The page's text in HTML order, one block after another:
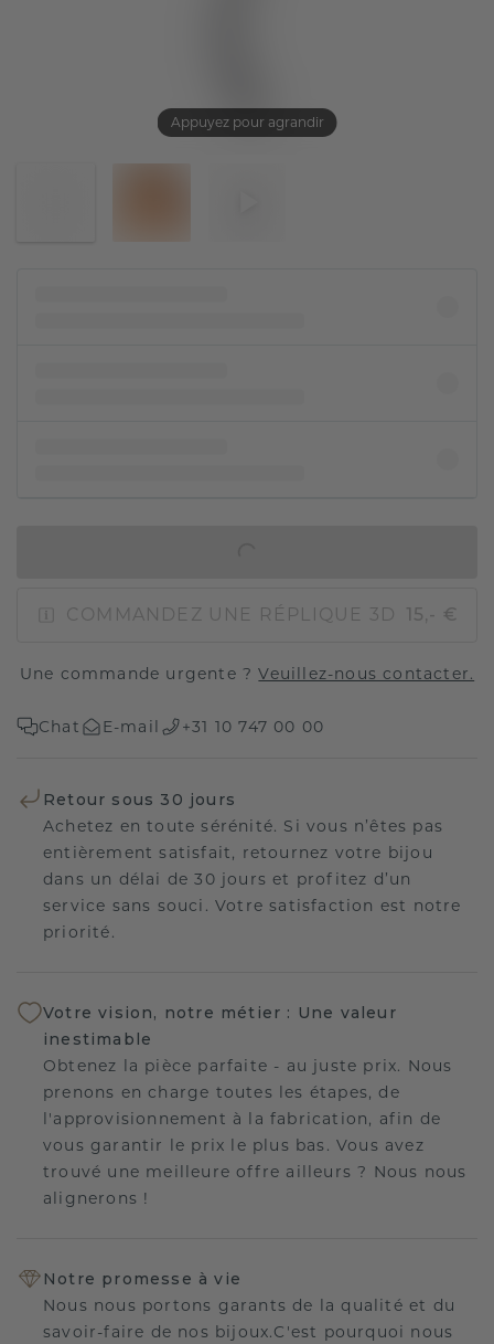
Appuyez pour agrandir
COMMANDEZ UNE RÉPLIQUE 3D 15,- €
Une commande urgente ?Veuillez-nous contacter.
Chat E-mail +31 10 747 00 00
Retour sous 30 jours
Achetez en toute sérénité. Si vous n’êtes pas
entièrement satisfait, retournez votre bijou
dans un délai de 30 jours et profitez d’un
service sans souci. Votre satisfaction est notre
priorité.
Votre vision, notre métier : Une valeur
inestimable
Obtenez la pièce parfaite - au juste prix. Nous
prenons en charge toutes les étapes, de
l'approvisionnement à la fabrication, afin de
vous garantir le prix le plus bas. Vous avez
trouvé une meilleure offre ailleurs ? Nous nous
alignerons !
Notre promesse à vie
Nous nous portons garants de la qualité et du
savoir-faire de nos bijoux.C'est pourquoi nous